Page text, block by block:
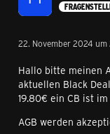
22. November 2024
Hallo bitte meinen
aktuellen Black
19.80€ ein CB ist
AGB werden